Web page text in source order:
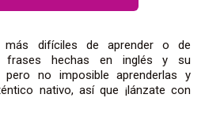
difíciles de aprender o de
frases hechas en inglés y su
pero no imposible aprenderlas y
nativo, así que ¡lánzate con